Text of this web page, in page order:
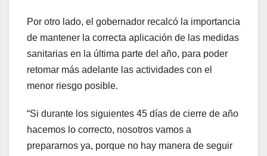
Por otro lado, el gobernador recalcó la importancia
de mantener la correcta aplicación de las medidas
sanitarias en la última parte del año, para poder
retomar más adelante las actividades con el
menor riesgo posible.
“Si durante los siguientes 45 días de cierre de año
hacemos lo correcto, nosotros vamos a
prepararnos ya, porque no hay manera de seguir